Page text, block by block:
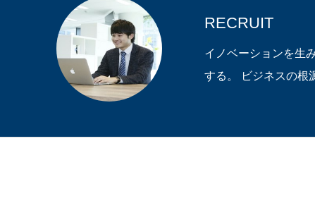
RECRUIT
イノベーションを生
する。 ビジネスの根源